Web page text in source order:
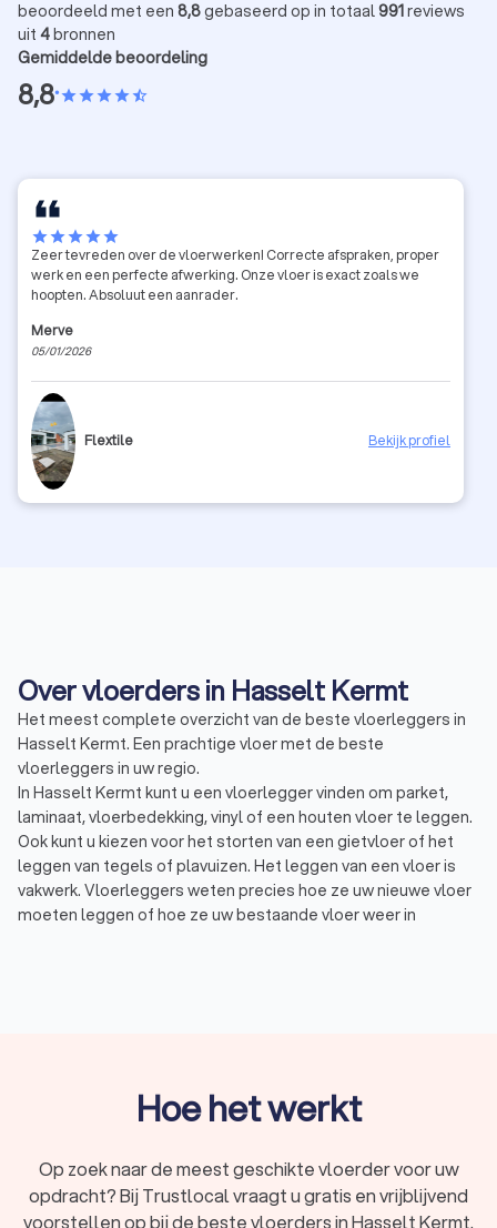
beoordeeld met een 8,8gebaseerd op in totaal991reviews
uit 4bronnen
Gemiddelde beoordeling
8,8•starstarstarstarstar_half
starstarstarstarstar
Zeer tevreden over de vloerwerken! Correcte afspraken, proper
werk en een perfecte afwerking. Onze vloer is exact zoals we
hoopten. Absoluut een aanrader.
Merve
05/01/2026
Flextile Bekijk profiel
Over vloerders in Hasselt Kermt
Het meest complete overzicht van de beste vloerleggers in
Hasselt Kermt. Een prachtige vloer met de beste
vloerleggers in uw regio.
In Hasselt Kermt kunt u een vloerlegger vinden om parket,
laminaat, vloerbedekking, vinyl of een houten vloer te leggen.
Ook kunt u kiezen voor het storten van een gietvloer of het
leggen van tegels of plavuizen. Het leggen van een vloer is
vakwerk. Vloerleggers weten precies hoe ze uw nieuwe vloer
moeten leggen of hoe ze uw bestaande vloer weer in
diktes, breedtes, en kleuren en u kunt kiezen uit onder
vloer.
PVC, zeil of vinyl: PVC, zeil, of vinyl vloeren zijn allerlei
Hoe het werkt
Op zoek naar de meest geschikte vloerder voor uw
opdracht? Bij Trustlocal vraagt u gratis en vrijblijvend
voorstellen op bij de beste vloerders in Hasselt Kermt.